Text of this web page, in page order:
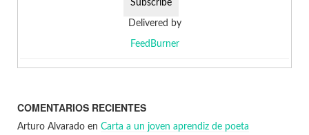
Delivered by
FeedBurner
COMENTARIOS RECIENTES
Arturo Alvarado en Carta a un joven aprendiz de poeta